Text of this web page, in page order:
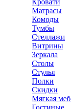
Кровати
Матрасы
Комоды
Тумбы
Стеллажи
Витрины
Зеркала
Столы
Стулья
Полки
Скидки
Мягкая
Гостиные